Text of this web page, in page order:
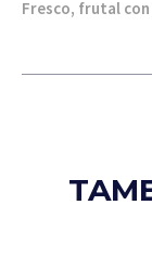
Fresco, frutal